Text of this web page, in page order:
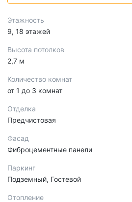
Этажность
9, 18 этажей
Высота потолков
2,7 м
Количество комнат
от 1 до 3 комнат
Отделка
Предчистовая
Фасад
Фиброцементные панели
Паркинг
Подземный, Гостевой
Отопление